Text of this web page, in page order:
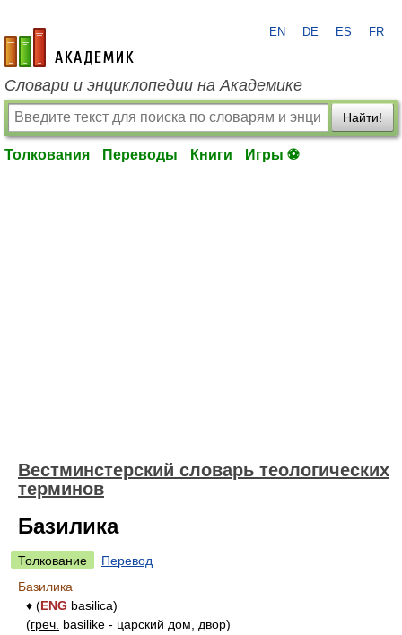
academic.ru
EN DE ES FR
Словари и энциклопедии на Академике
Найти!
Толкования Переводы Книги Игры ⚽
Вестминстерский словарь теологических
терминов
Базилика
Толкование
Перевод
Базилика
♦ (ENG basilica)
(греч. basilike - царский дом, двор)